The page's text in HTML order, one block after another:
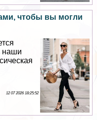
чтобы вы могли
наши
12 07 2026 18:25:52